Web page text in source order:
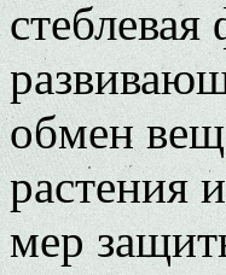
стеблевая
обмен
растения
мер